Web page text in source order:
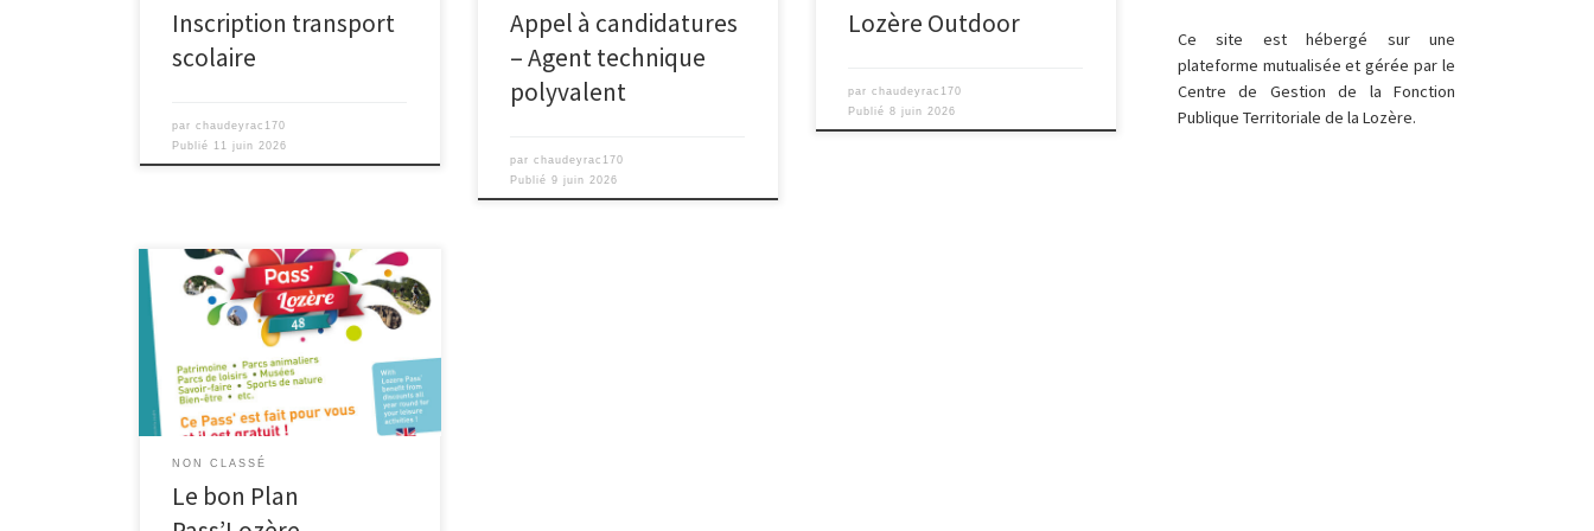
Inscription transport
scolaire
parchaudeyrac170
Publié 11 juin 2026
Appel à candidatures
– Agent technique
polyvalent
parchaudeyrac170
Publié9 juin 2026
Lozère Outdoor
parchaudeyrac170
Publié8 juin 2026
Que vous soyez amateur de grands
espaces, de culture ou de
gastronomie, le Pass’Lozère vous
ouvre les portes de plus de 60 sites
touristiques, activités de loisirs et
artisans de tout le département.
Profitez de réductions sur des visites,
bien plus encore ! Le Pass’Lozère […]
NON CLASSÉ
Le bon Plan
Ce site est hébergé sur une
plateforme mutualisée et gérée par le
Centre de Gestion de la Fonction
Publique Territoriale de la Lozère.